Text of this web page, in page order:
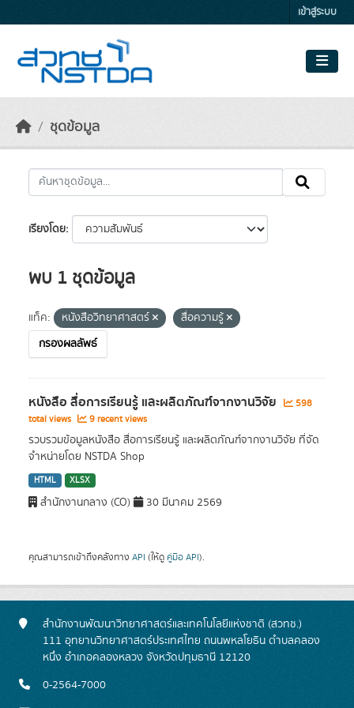
เข้าสู่ระบบ
ชุดข้อมูล
เรียงโดย
พบ 1 ชุดข้อมูล
แท็ค: หนังสือวิทยาศาสตร์
สื่อความรู้
กรองผลลัพธ์
หนังสือ สื่อการเรียนรู้ และผลิตภัณฑ์จากงานวิจัย
598
total views
9 recent views
รวบรวมข้อมูลหนังสือ สื่อการเรียนรู้ และผลิตภัณฑ์จากงานวิจัย ที่จัด
จำหน่ายโดย NSTDA Shop
HTML XLSX
สำนักงานกลาง (CO) 30 มีนาคม 2569
คุณสามารถเข้าถึงคลังทาง API (ให้ดู คู่มือ API).
สำนักงานพัฒนาวิทยาศาสตร์และเทคโนโลยีแห่งชาติ (สวทช.)
111 อุทยานวิทยาศาสตร์ประเทศไทย ถนนพหลโยธิน ตำบลคลอง
หนึ่ง อำเภอคลองหลวง จังหวัดปทุมธานี 12120
0-2564-7000